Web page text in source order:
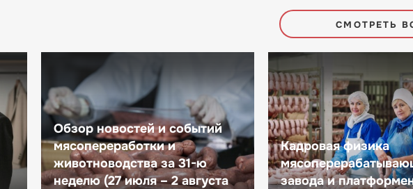
СМОТРЕТЬ
Обзор новостей и событий
мясопереработки и
животноводства за 31-ю
неделю (27 июля – 2 августа
Кадровая физика
завода и